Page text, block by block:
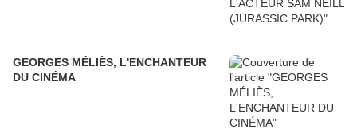
GEORGES MÉLIÈS, L'ENCHANTEUR
DU CINÉMA